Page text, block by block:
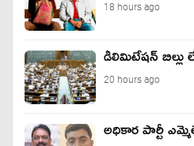
18 hours ago
డీలిమిటేషన్ బిల్లు
20 hours ago
అధికార పార్టీ